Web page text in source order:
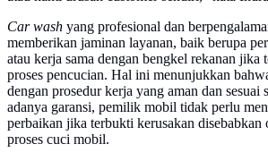
Car wash yang profesional dan
memberikan jaminan layanan, baik berupa
atau kerja sama dengan bengkel rekanan jika
proses pencucian. Hal ini menunjukkan
dengan prosedur kerja yang aman dan sesuai
adanya garansi, pemilik mobil tidak perlu
perbaikan jika terbukti kerusakan disebabkan
proses cuci mobil.